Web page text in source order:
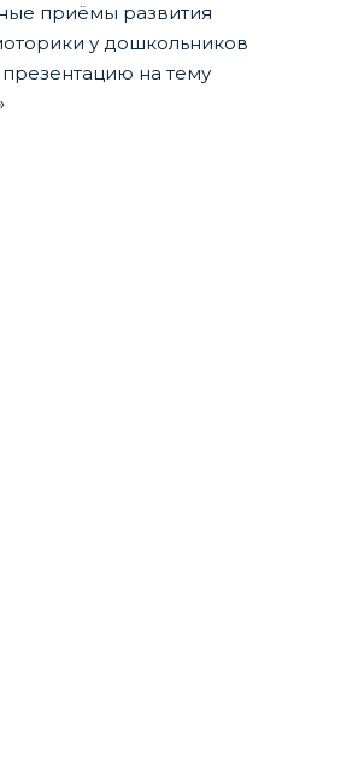
приёмы развития
у дошкольников
на тему